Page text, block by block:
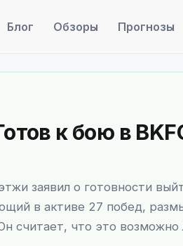
Блог Обзоры Прогнозы
к бою в
заявил о готовности
в активе 27 побед,
считает, что это возможно